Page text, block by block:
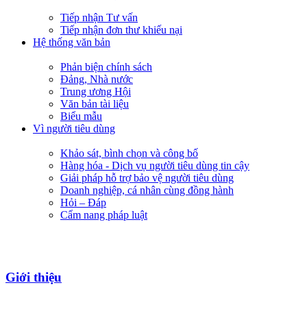
Tiếp nhận Tư vấn
Tiếp nhận đơn thư khiếu nại
Hệ thống văn bản
Phản biện chính sách
Đảng, Nhà nước
Trung ương Hội
Văn bản tài liệu
Biểu mẫu
Vì người tiêu dùng
Khảo sát, bình chọn và công bố
Hàng hóa - Dịch vụ người tiêu dùng tin cậy
Giải pháp hỗ trợ bảo vệ người tiêu dùng
Doanh nghiệp, cá nhân cùng đồng hành
Hỏi – Đáp
Cẩm nang pháp luật
Giới thiệu